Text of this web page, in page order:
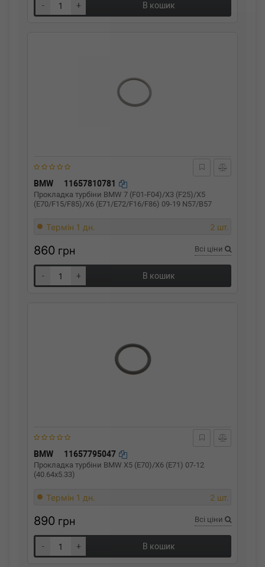
- + В кошик
BMW 11657810781
Прокладка турбіни BMW 7 (F01-F04)/X3 (F25)/X5
(E70/F15/F85)/X6 (E71/E72/F16/F86) 09-19 N57/B57
Термін 1 дн. 2 шт.
860 грн Всі ціни
- + В кошик
BMW 11657795047
Прокладка турбіни BMW X5 (E70)/X6 (E71) 07-12
(40.64x5.33)
Термін 1 дн. 2 шт.
890 грн Всі ціни
- + В кошик